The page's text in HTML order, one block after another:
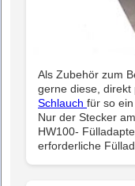
Als Zubehör zum
gerne diese, direkt
Schlauch für so
Nur der Stecker
HW100-
erforderliche